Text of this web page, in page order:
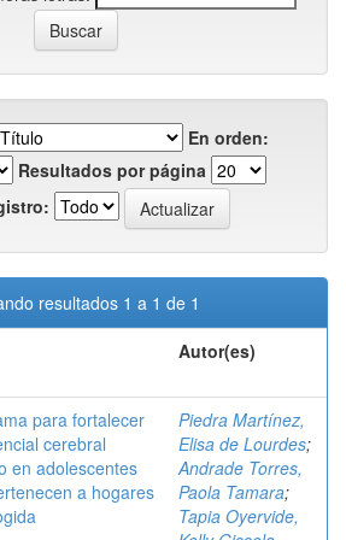
En orden:
Resultados por página
resultados 1 a 1 de 1
Autor(es)
para fortalecer
cerebral
en adolescentes
a hogares
Piedra Martínez,
Elisa de Lourdes;
Andrade Torres,
Paola Tamara;
Tapia Oyervide,